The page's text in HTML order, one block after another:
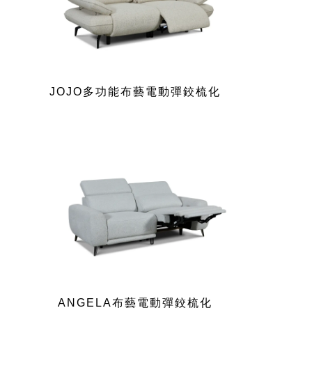
JOJO多功能布藝電動彈鉸梳化
ANGELA布藝電動彈鉸梳化